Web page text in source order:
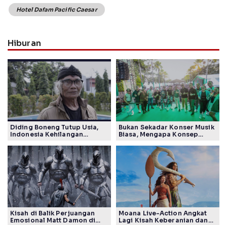
Hotel Dafam Pacific Caesar
Hiburan
Diding Boneng Tutup Usia,
Indonesia Kehilangan
Generasi
Bukan Sekadar Konser Musik
Biasa, Mengapa Konsep
Tuai Pujian Banyak Pihak
Kisah di Balik Perjuangan
Emosional Matt Damon di
Moana Live-Action Angkat
Lagi Kisah Keberanian dan